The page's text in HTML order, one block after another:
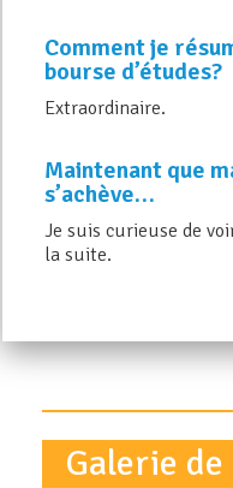
Comment je
bourse d’études?
Extraordinaire.
Maintenant que
s’achève…
Je suis curieuse de
la suite.
Galerie